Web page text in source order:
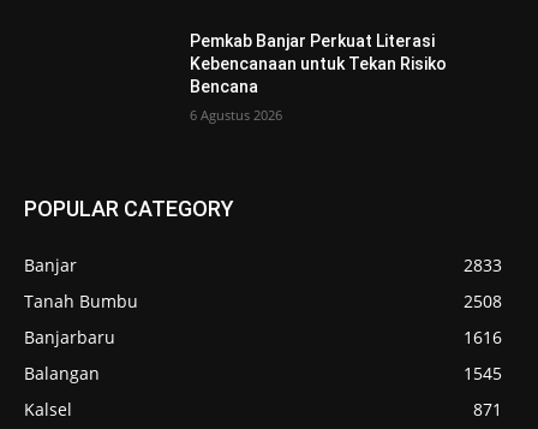
Pemkab Banjar Perkuat Literasi
Kebencanaan untuk Tekan Risiko
Bencana
6 Agustus 2026
POPULAR CATEGORY
Banjar
2833
Tanah Bumbu
2508
Banjarbaru
1616
Balangan
1545
Kalsel
871